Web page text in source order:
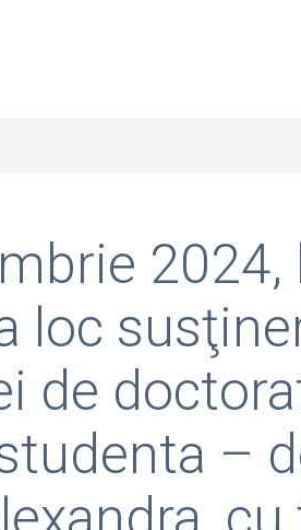
2024,
loc
de
–